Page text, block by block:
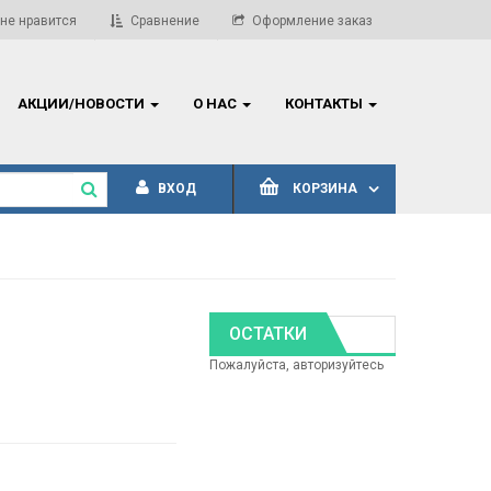
ВНИМАНИЕ! Обновление прайс-листов!
нравится Сравнение Оформление заказ
АКЦИИ/НОВОСТИ О НАС КОНТАКТЫ
КОРЗИНА
ВХОД
ОСТАТКИ
Пожалуйста, авторизуйтесь